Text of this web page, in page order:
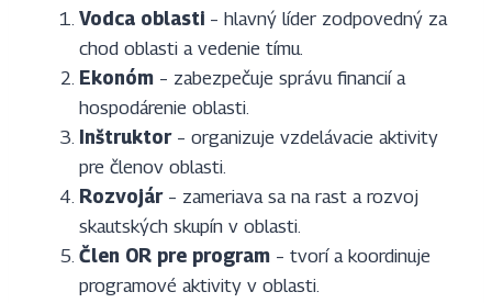
Vodca oblasti – hlavný líder zodpovedný za
chod oblasti a vedenie tímu.
Ekonóm – zabezpečuje správu financií a
hospodárenie oblasti.
Inštruktor– organizuje vzdelávacie aktivity
pre členov oblasti.
Rozvojár– zameriava sa na rast a rozvoj
skautských skupín v oblasti.
Člen OR pre program – tvorí a koordinuje
programové aktivity v oblasti.